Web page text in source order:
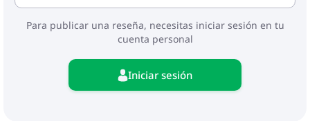
Para publicar una reseña, necesitas iniciar sesión en tu
cuenta personal
Iniciar sesión